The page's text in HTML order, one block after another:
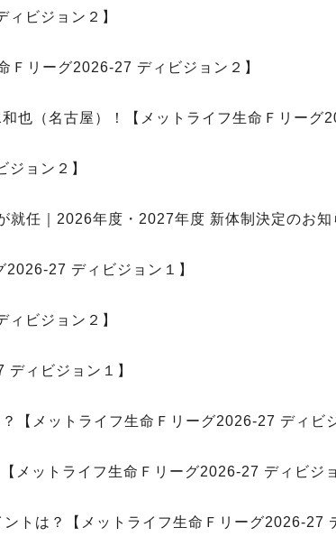
ビジョン２】
Ｆリーグ2026-27 ディビジョン２】
（名古屋）！【メットライフ生命Ｆリーグ
ョン２】
就任｜2026年度・2027年度 新体制決定のお知
27 ディビジョン１】
ビジョン２】
ィビジョン１】
【メットライフ生命Ｆリーグ2026-27 ディビ
メットライフ生命Ｆリーグ2026-27 ディビジ
トは？【メットライフ生命Ｆリーグ2026-27